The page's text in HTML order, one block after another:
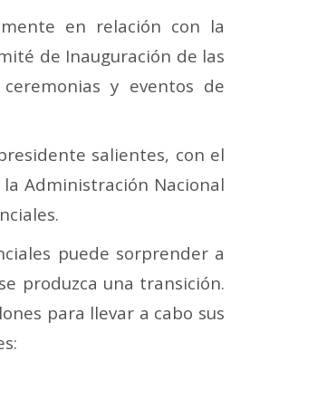
en relación con la
de Inauguración de las
y eventos de
salientes, con el
Administración Nacional
puede sorprender a
produzca una transición.
para llevar a cabo sus